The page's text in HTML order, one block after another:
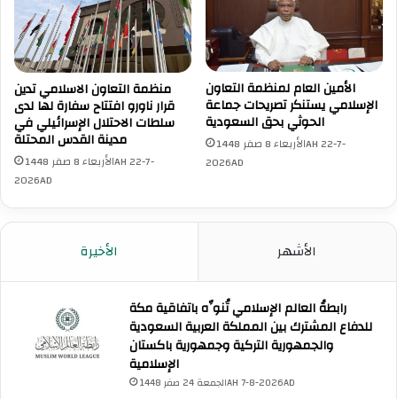
منظمة التعاون الاسلامي تدين
قرار ناورو افتتاح سفارة لها لدى
سلطات الاحتلال الإسرائيلي في
مدينة القدس المحتلة
الأربعاء 8 صفر 1448AH 22-7-
2026AD
الأمين العام لمنظمة التعاون
الإسلامي يستنكر تصريحات جماعة
الحوثي بحق السعودية
الأربعاء 8 صفر 1448AH 22-7-
2026AD
الأخيرة الأشهر
رابطةُ العالم الإسلامي تُنوِّه باتفاقية مكة
للدفاع المشترك بين المملكة العربية السعودية
والجمهورية التركية وجمهورية باكستان
الإسلامية
الجمعة 24 صفر 1448AH 7-8-2026AD